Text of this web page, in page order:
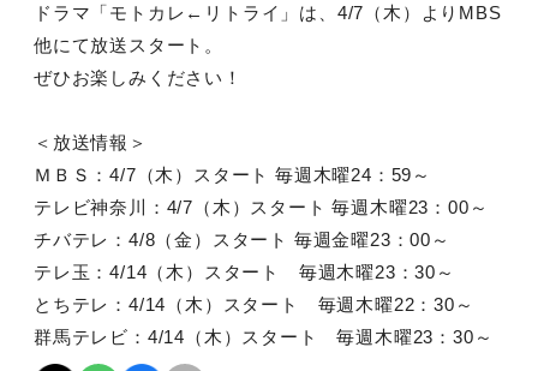
ドラマ「モトカレ←リトライ」は、4/7（木）よりMBS
他にて放送スタート。
ぜひお楽しみください！
＜放送情報＞
ＭＢＳ：4/7（木）スタート 毎週木曜24：59～
テレビ神奈川：4/7（木）スタート 毎週木曜23：00～
チバテレ：4/8（金）スタート 毎週金曜23：00～
テレ玉：4/14（木）スタート 毎週木曜23：30～
とちテレ：4/14（木）スタート 毎週木曜22：30～
群馬テレビ：4/14（木）スタート 毎週木曜23：30～